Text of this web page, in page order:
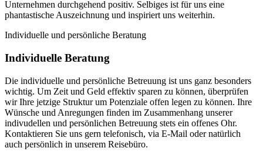
Unternehmen durchgehend positiv. Selbiges ist für uns eine
phantastische Auszeichnung und inspiriert uns weiterhin.
Individuelle und persönliche Beratung
Individuelle Beratung
Die individuelle und persönliche Betreuung ist uns ganz besonders
wichtig. Um Zeit und Geld effektiv sparen zu können, überprüfen
wir Ihre jetzige Struktur um Potenziale offen legen zu können. Ihre
Wünsche und Anregungen finden im Zusammenhang unserer
indivudellen und persönlichen Betreuung stets ein offenes Ohr.
Kontaktieren Sie uns gern telefonisch, via E-Mail oder natürlich
auch persönlich in unserem Reisebüro.